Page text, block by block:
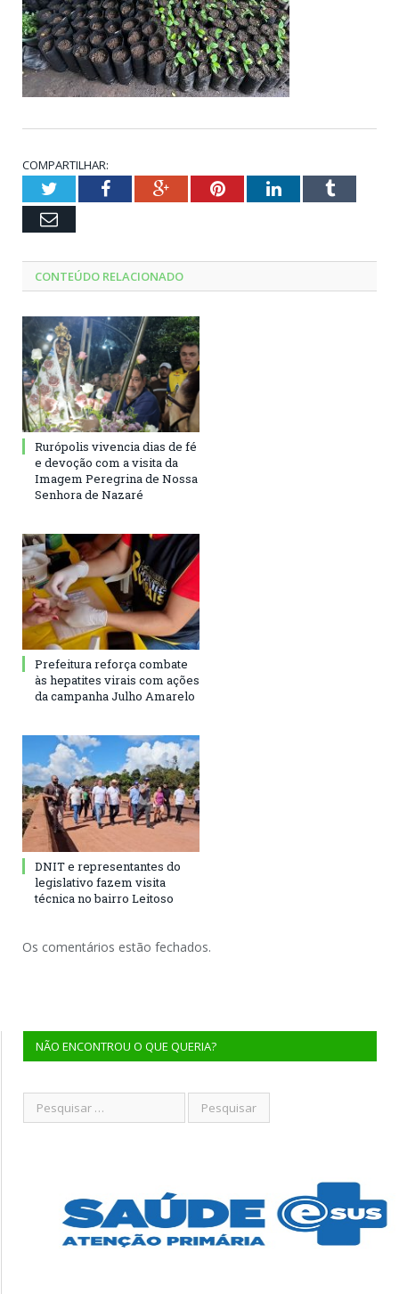
COMPARTILHAR:
TwitterFacebookGoogle+PinterestLinkedInTumblr
Email
CONTEÚDO RELACIONADO
Rurópolis vivencia dias de fé
e devoção com a visita da
Imagem Peregrina de Nossa
Senhora de Nazaré
Prefeitura reforça combate
às hepatites virais com ações
da campanha Julho Amarelo
DNIT e representantes do
legislativo fazem visita
técnica no bairro Leitoso
Os comentários estão fechados.
NÃO ENCONTROU O QUE QUERIA?